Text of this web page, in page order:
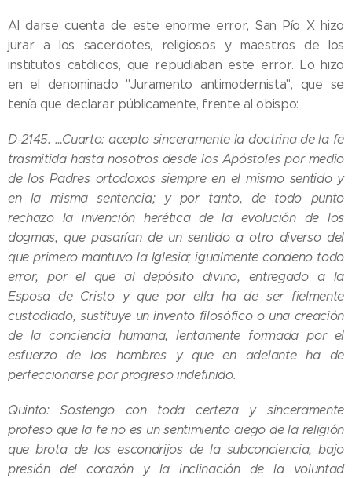
Al darse cuenta de este enorme error, San Pío X hizo
jurar a los sacerdotes, religiosos y maestros de los
institutos católicos, que repudiaban este error. Lo hizo
en el denominado "Juramento antimodernista", que se
tenía que declarar públicamente, frente al obispo:
D-2145. …Cuarto: acepto sinceramente la doctrina de la fe
trasmitida hasta nosotros desde los Apóstoles por medio
de los Padres ortodoxos siempre en el mismo sentido y
en la misma sentencia; y por tanto, de todo punto
rechazo la invención herética de la evolución de los
dogmas, que pasarían de un sentido a otro diverso del
que primero mantuvo la Iglesia; igualmente condeno todo
error, por el que al depósito divino, entregado a la
Esposa de Cristo y que por ella ha de ser fielmente
custodiado, sustituye un invento filosófico o una creación
de la conciencia humana, lentamente formada por el
esfuerzo de los hombres y que en adelante ha de
perfeccionarse por progreso indefinido.
Quinto: Sostengo con toda certeza y sinceramente
profeso que la fe no es un sentimiento ciego de la religión
que brota de los escondrijos de la subconciencia, bajo
presión del corazón y la inclinación de la voluntad